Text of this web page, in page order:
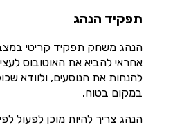
תפקיד הנהג
הנהג משחק תפקיד קריטי
אחראי להביא את האוטובוס
להנחות את הנוסעים, ולוודא
במקום בטוח.
הנהג צריך להיות מוכן לפעול